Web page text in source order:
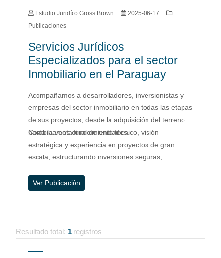
Estudio Juridíco Gross Brown
2025-06-17
Publicaciones
Servicios Jurídicos
Especializados para el sector
Inmobiliario en el Paraguay
Acompañamos a desarrolladores, inversionistas y
empresas del sector inmobiliario en todas las etapas
de sus proyectos, desde la adquisición del terreno
hasta la venta final de unidades.
Combinamos conocimiento técnico, visión
estratégica y experiencia en proyectos de gran
escala, estructurando inversiones seguras,
internacional...
Ver Publicación
Resultado total: 1 registros